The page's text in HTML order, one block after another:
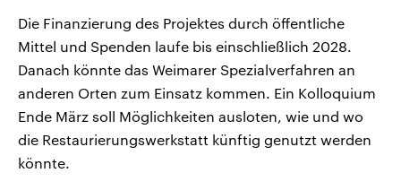
Die Finanzierung des Projektes durch öffentliche
Mittel und Spenden laufe bis einschließlich 2028.
Danach könnte das Weimarer Spezialverfahren an
anderen Orten zum Einsatz kommen. Ein Kolloquium
Ende März soll Möglichkeiten ausloten, wie und wo
die Restaurierungswerkstatt künftig genutzt werden
könnte.